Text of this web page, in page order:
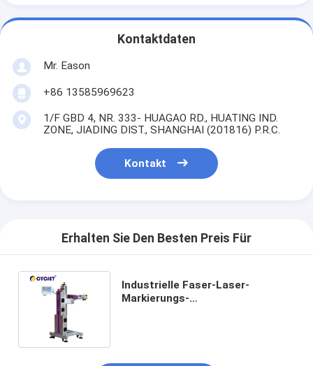
Kontaktdaten
Mr. Eason
+86 13585969623
1/F GBD 4, NR. 333- HUAGAO RD., HUATING IND.
ZONE, JIADING DIST., SHANGHAI (201816) P.R.C.
Kontakt
Erhalten Sie Den Besten Preis Für
Industrielle Faser-Laser-
Markierungs-